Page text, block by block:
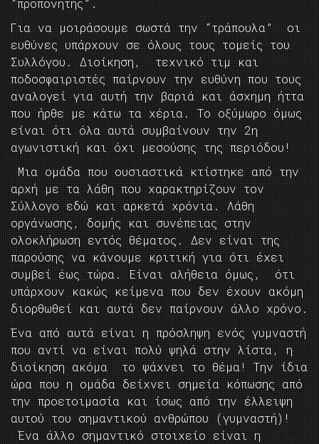
“προπονητής”.
Για να μοιράσουμε σωστά την “τράπουλα” οι
ευθύνες υπάρχουν σε όλους τους τομείς του
Συλλόγου. Διοίκηση, τεχνικό τιμ και
ποδοσφαιριστές παίρνουν την ευθύνη που τους
αναλογεί για αυτή την βαριά και άσχημη ήττα
που ήρθε με κάτω τα χέρια. Το οξύμωρο όμως
είναι ότι όλα αυτά συμβαίνουν την 2η
αγωνιστική και όχι μεσούσης της περιόδου!
Μια ομάδα που ουσιαστικά κτίστηκε από την
αρχή με τα λάθη που χαρακτηρίζουν τον
Σύλλογο εδώ και αρκετά χρόνια. Λάθη
οργάνωσης, δομής και συνέπειας στην
ολοκλήρωση εντός θέματος. Δεν είναι της
παρούσης να κάνουμε κριτική για ότι έχει
συμβεί έως τώρα. Είναι αλήθεια όμως, ότι
υπάρχουν κακώς κείμενα που δεν έχουν ακόμη
διορθωθεί και αυτά δεν παίρνουν άλλο χρόνο.
Ένα από αυτά είναι η πρόσληψη ενός γυμναστή
που αντί να είναι πολύ ψηλά στην λίστα, η
διοίκηση ακόμα το ψάχνει το θέμα! Την ίδια
ώρα που η ομάδα δείχνει σημεία κόπωσης από
την προετοιμασία και ίσως από την έλλειψη
αυτού του σημαντικού ανθρώπου (γυμναστή)!
Ένα άλλο σημαντικό στοιχείο είναι η